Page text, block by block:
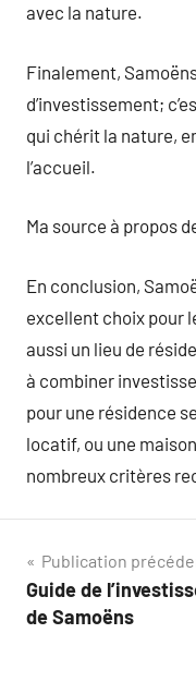
avec la nature.
Finalement,
d’investissement;
qui chérit la nature,
l’accueil.
Ma source à propos
En conclusion,
excellent choix pour
aussi un lieu de
à combiner
pour une résidence
locatif, ou une
nombreux critères
Navigation
de
Publication
Guide de
de Samoëns